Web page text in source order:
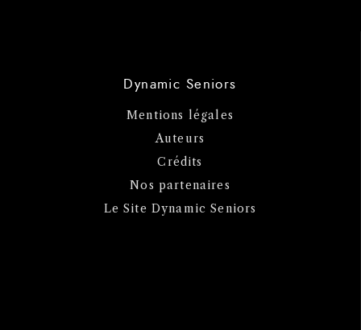
Dynamic Seniors
Mentions légales
Auteurs
Crédits
Nos partenaires
Le Site Dynamic Seniors